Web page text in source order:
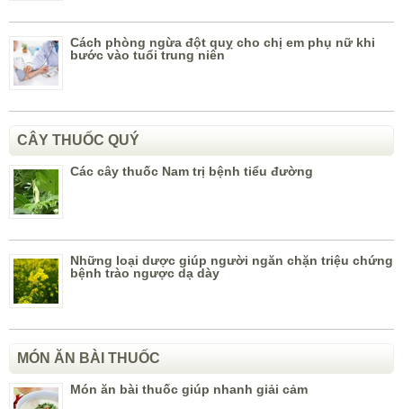
Cách phòng ngừa đột quỵ cho chị em phụ nữ khi
bước vào tuổi trung niên
CÂY THUỐC QUÝ
Các cây thuốc Nam trị bệnh tiểu đường
Những loại dược giúp người ngăn chặn triệu chứng
bệnh trào ngược dạ dày
MÓN ĂN BÀI THUỐC
Món ăn bài thuốc giúp nhanh giải cảm